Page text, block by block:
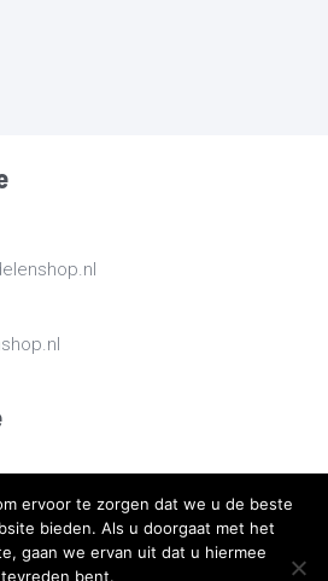
ervoor te zorgen dat we u de beste
bieden. Als u doorgaat met het
gaan we ervan uit dat u hiermee
tevreden bent.